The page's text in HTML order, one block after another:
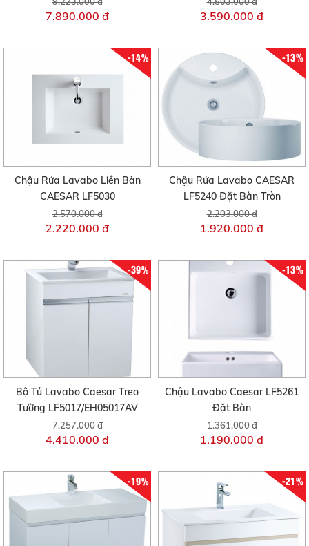
7.890.000 đ 3.590.000 đ
-14%
Chậu Rửa Lavabo Liền Bàn
CAESAR LF5030
2.570.000 đ
2.220.000 đ
-13%
Chậu Rửa Lavabo CAESAR
LF5240 Đặt Bàn Tròn
2.203.000 đ
1.920.000 đ
-39%
Bộ Tủ Lavabo Caesar Treo
Tường LF5017/EH05017AV
7.257.000 đ
4.410.000 đ
-13%
Chậu Lavabo Caesar LF5261
Đặt Bàn
1.361.000 đ
1.190.000 đ
-19% -21%